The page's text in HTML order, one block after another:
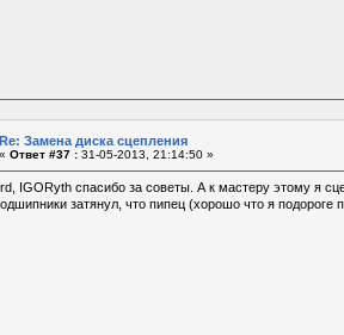
Re: Замена диска сцепления
« Ответ #37 : 31-05-2013, 21:14:50 »
IGORyth спасибо за советы. А к мастеру этому я
затянул, что пипец (хорошо что я подороге